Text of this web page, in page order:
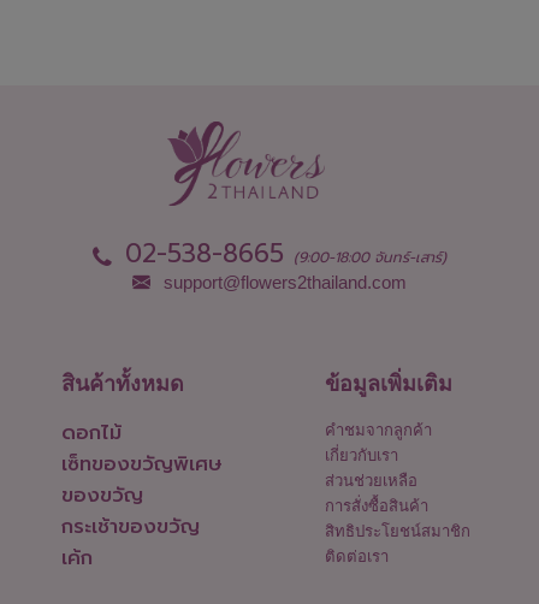
02-538-8665 (9:00-18:00 จันทร์-เสาร์)
support@flowers2thailand.com
สินค้าทั้งหมด
ดอกไม้
เซ็ทของขวัญพิเศษ
ของขวัญ
กระเช้าของขวัญ
เค้ก
ข้อมูลเพิ่มเติม
คำชมจากลูกค้า
เกี่ยวกับเรา
ส่วนช่วยเหลือ
การสั่งซื้อสินค้า
สิทธิประโยชน์สมาชิก
ติดต่อเรา